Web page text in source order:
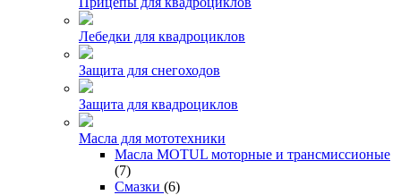
Лебедки для квадроциклов
Защита для снегоходов
Защита для квадроциклов
Масла для мототехники
Масла MOTUL моторные и трансмиссионые
(7)
Смазки (6)